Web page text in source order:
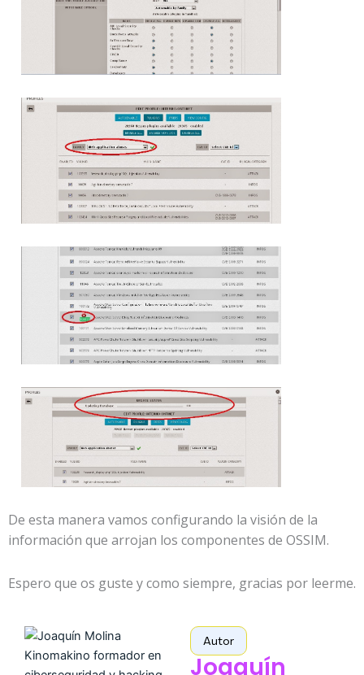
De esta manera vamos configurando la visión de la
información que arrojan los componentes de OSSIM.
Espero que os guste y como siempre, gracias por leerme.
Autor
Joaquín